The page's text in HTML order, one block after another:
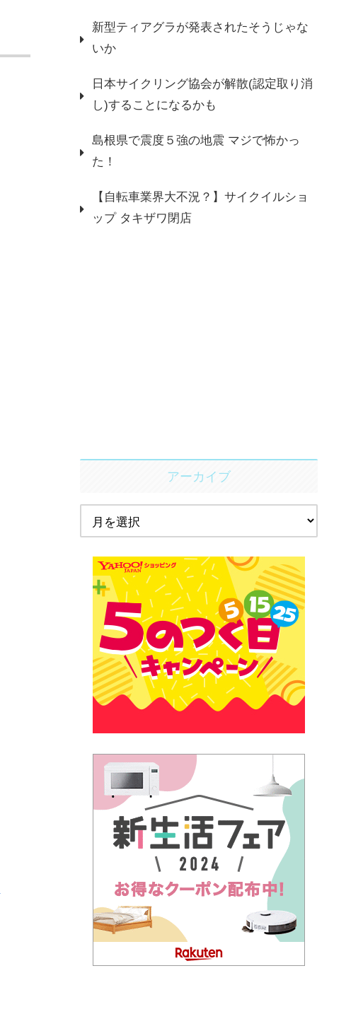
新型ティアグラが発表されたそうじゃな
いか
日本サイクリング協会が解散(認定取り消
し)することになるかも
島根県で震度５強の地震 マジで怖かっ
た！
【自転車業界大不況？】サイクイルショ
ップ タキザワ閉店
アーカイブ